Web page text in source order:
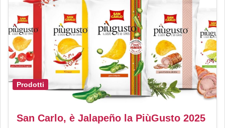
Prodotti
San Carlo, è Jalapeño la PiùGusto 2025